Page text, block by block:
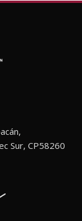
Sur, CP58260